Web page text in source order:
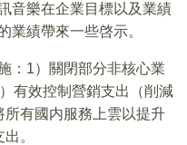
音樂在企業目標以及業績
業績帶來一些啓示。
：1）關閉部分非核心業
有效控制營銷支出（削減
有國内服務上雲以提升
。